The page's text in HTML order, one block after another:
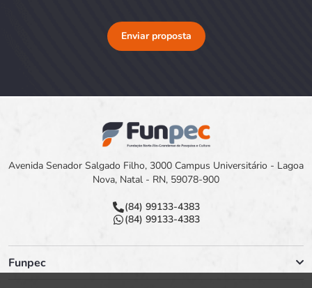
Enviar proposta
Avenida Senador Salgado Filho, 3000 Campus Universitário - Lagoa
Nova, Natal - RN, 59078-900
(84) 99133-4383
(84) 99133-4383
Funpec